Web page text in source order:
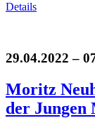
Details
29.04.2022 –
Moritz
der Jungen